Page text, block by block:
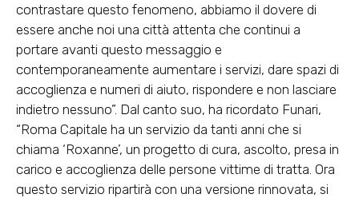
contrastare questo fenomeno, abbiamo il dovere di
essere anche noi una città attenta che continui a
portare avanti questo messaggio e
contemporaneamente aumentare i servizi, dare spazi di
accoglienza e numeri di aiuto, rispondere e non lasciare
indietro nessuno”. Dal canto suo, ha ricordato Funari,
“Roma Capitale ha un servizio da tanti anni che si
chiama ‘Roxanne’, un progetto di cura, ascolto, presa in
carico e accoglienza delle persone vittime di tratta. Ora
questo servizio ripartirà con una versione rinnovata, si